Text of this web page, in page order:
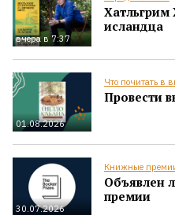
вчера в 7:37
Хатльгрим
исландца
01.08.2026
Что почитать в
Провести
30.07.2026
Книжные
Объявлен
премии